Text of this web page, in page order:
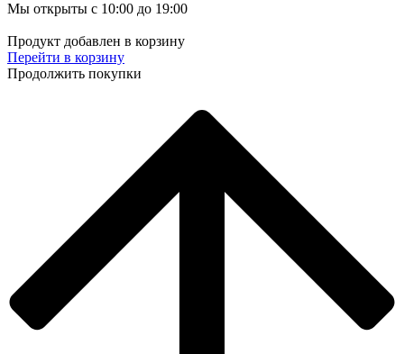
Мы открыты с 10:00 до 19:00
Продукт добавлен в корзину
Перейти в корзину
Продолжить покупки